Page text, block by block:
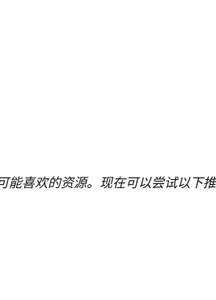
能喜欢的资源。现在可以尝试以下推